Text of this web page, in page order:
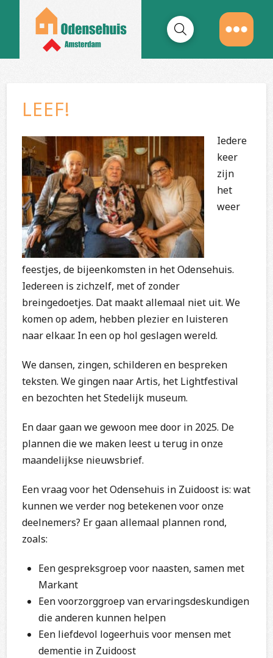
LEEF!
Iedere
keer
zijn
het
weer
feestjes, de bijeenkomsten in het Odensehuis.
Iedereen is zichzelf, met of zonder
breingedoetjes. Dat maakt allemaal niet uit. We
komen op adem, hebben plezier en luisteren
naar elkaar. In een op hol geslagen wereld.
We dansen, zingen, schilderen en bespreken
teksten. We gingen naar Artis, het Lightfestival
en bezochten het Stedelijk museum.
En daar gaan we gewoon mee door in 2025. De
plannen die we maken leest u terug in onze
maandelijkse nieuwsbrief.
Een vraag voor het Odensehuis in Zuidoost is: wat
kunnen we verder nog betekenen voor onze
deelnemers? Er gaan allemaal plannen rond,
zoals:
Een gespreksgroep voor naasten, samen met
Markant
Een voorzorggroep van ervaringsdeskundigen
die anderen kunnen helpen
Een liefdevol logeerhuis voor mensen met
dementie in Zuidoost